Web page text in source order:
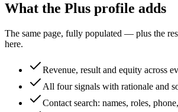
What the Plus profile adds
The same page, fully populated — plus the
here.
Revenue, result and equity across
All four signals with rationale and
Contact search: names, roles,